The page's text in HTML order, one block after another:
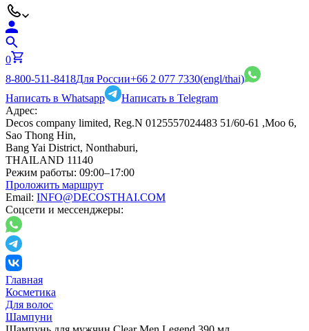
0
8-800-511-8418Для России+66 2 077 7330(engl/thai)
Написать в Whatsapp
Написать в Telegram
Адрес:
Decos company limited, Reg.N 0125557024483 51/60-61 ,Moo 6,
Sao Thong Hin,
Bang Yai District, Nonthaburi,
THAILAND 11140
Режим работы: 09:00–17:00
Проложить маршрут
Email: INFO@DECOSTHAI.COM
Соцсети и мессенджеры:
Главная
Косметика
Для волос
Шампуни